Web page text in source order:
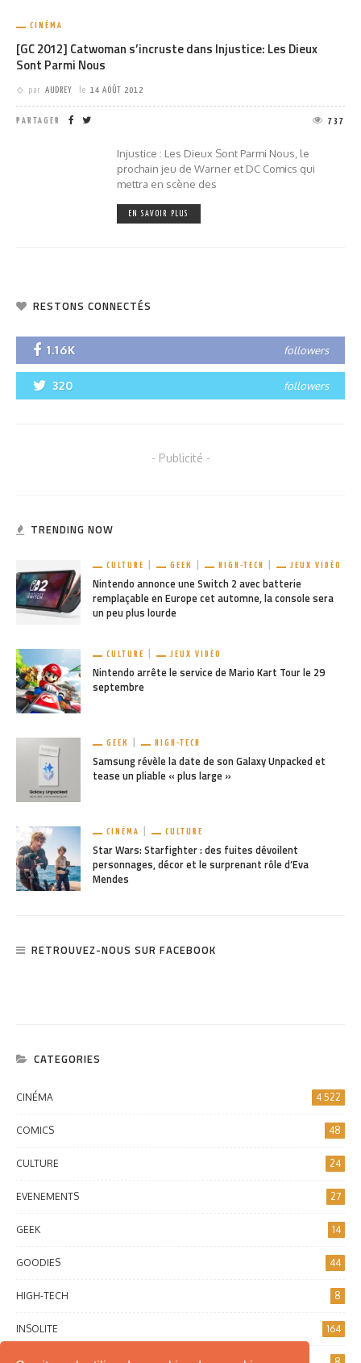
CINÉMA
[GC 2012] Catwoman s’incruste dans Injustice: Les Dieux
Sont Parmi Nous
par AUDREY le 14 AOÛT 2012
PARTAGER 737
Injustice : Les Dieux Sont Parmi Nous, le
prochain jeu de Warner et DC Comics qui
mettra en scène des
EN SAVOIR PLUS
RESTONS CONNECTÉS
1.16K followers
320 followers
- Publicité -
TRENDING NOW
CULTURE GEEK HIGH-TECH JEUX VIDÉO
Nintendo annonce une Switch 2 avec batterie
remplaçable en Europe cet automne, la console sera
un peu plus lourde
CULTURE JEUX VIDÉO
Nintendo arrête le service de Mario Kart Tour le 29
septembre
GEEK HIGH-TECH
Samsung révèle la date de son Galaxy Unpacked et
tease un pliable « plus large »
CINÉMA CULTURE
Star Wars: Starfighter : des fuites dévoilent
personnages, décor et le surprenant rôle d’Eva
Mendes
RETROUVEZ-NOUS SUR FACEBOOK
CATEGORIES
CINÉMA 4 522
COMICS 48
CULTURE 24
EVENEMENTS 27
GEEK 14
GOODIES 44
HIGH-TECH 8
INSOLITE 164